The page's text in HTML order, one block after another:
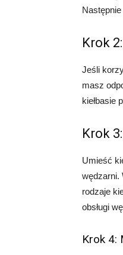
Krok
Jeśli
masz
kiełbasie
Krok
Umieść
wędzarni.
rodzaje
obsługi
Krok 4: